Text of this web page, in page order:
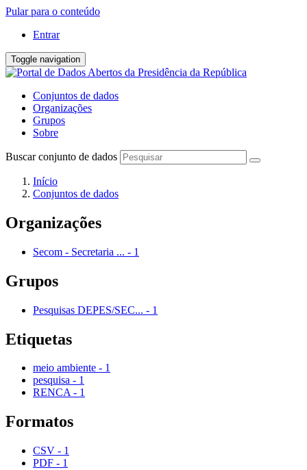
Pular para o conteúdo
Entrar
Toggle navigation
Conjuntos de dados
Organizações
Grupos
Sobre
Buscar conjunto de dados
Início
Conjuntos de dados
Organizações
Secom - Secretaria ... - 1
Grupos
Pesquisas DEPES/SEC... - 1
Etiquetas
meio ambiente - 1
pesquisa - 1
RENCA - 1
Formatos
CSV - 1
PDF - 1